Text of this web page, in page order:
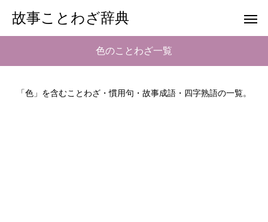
故事ことわざ辞典
色のことわざ一覧
「色」を含むことわざ・慣用句・故事成語・四字熟語の一覧。